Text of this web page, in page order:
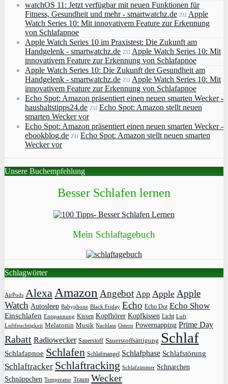
watchOS 11: Jetzt verfügbar mit neuen Funktionen für
Fitness, Gesundheit und mehr - smartwatchz.de zuApple
Watch Series 10: Mit innovativem Feature zur Erkennung
von Schlafapnoe
Apple Watch Series 10 im Praxistest: Die Zukunft am
Handgelenk - smartwatchz.de zuApple Watch Series 10: Mit
innovativem Feature zur Erkennung von Schlafapnoe
Apple Watch Series 10: Die Zukunft der Gesundheit am
Handgelenk - smartwatchz.de zuApple Watch Series 10: Mit
innovativem Feature zur Erkennung von Schlafapnoe
Echo Spot: Amazon präsentiert einen neuen smarten Wecker -
haushaltstipps24.de zu Echo Spot: Amazon stellt neuen
smarten Wecker vor
Echo Spot: Amazon präsentiert einen neuen smarten Wecker -
ebookblog.de zu Echo Spot: Amazon stellt neuen smarten
Wecker vor
Unsere Buchempfehlung
Besser Schlafen lernen
Mein Schlaftagebuch
Schlagwörter
AirPods Alexa Amazon Angebot App Apple Apple
Watch Autosleep Babyphone Black Friday Echo Echo Dot Echo Show
Einschlafen Entspannung Kissen Kopfhörer Kopfkissen Licht Luft
Luftfeuchtigkeit Melatonin Musik Nachlass Ostern Powernapping Prime Day
Rabatt Radiowecker Sauerstoff Sauerstoffsättigung Schlaf
Schlafapnoe Schlafen Schlafmangel Schlafphase Schlafstörung
Schlaftracker Schlaftracking Schlafzimmer Schnarchen
Schnäppchen Temperatur Traum Wecker